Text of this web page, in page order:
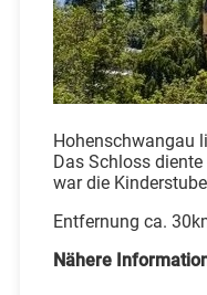
Hohenschwangau
Das Schloss
war die
Entfernung ca.
Nähere